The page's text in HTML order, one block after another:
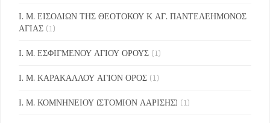
Ι. Μ. ΕΙΣΟΔΙΩΝ ΤΗΣ ΘΕΟΤΟΚΟΥ Κ ΑΓ. ΠΑΝΤΕΛΕΗΜΟΝΟΣ
ΑΓΙΑΣ (1)
Ι. Μ. ΕΣΦΙΓΜΕΝΟΥ ΑΓΙΟΥ ΟΡΟΥΣ (1)
Ι. Μ. ΚΑΡΑΚΑΛΛΟΥ ΑΓΙΟΝ ΟΡΟΣ (1)
Ι. Μ. ΚΟΜΝΗΝΕΙΟΥ (ΣΤΟΜΙΟΝ ΛΑΡΙΣΗΣ) (1)